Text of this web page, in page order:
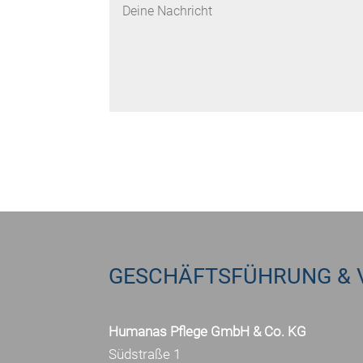
GESCHÄFTSFÜHRUNG &
Humanas Pflege GmbH & Co. KG
Südstraße 1